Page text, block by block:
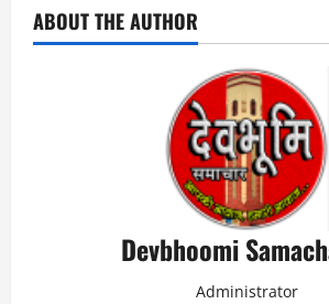
ABOUT THE AUTHOR
Devbhoomi
Administrator